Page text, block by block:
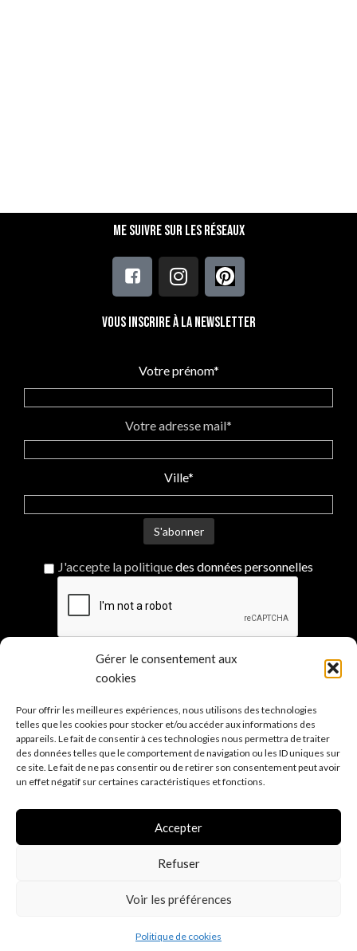
Gérer le consentement aux
cookies
Pour offrir les meilleures expériences, nous utilisons des technologies
telles que les cookies pour stocker et/ou accéder aux informations des
appareils. Le fait de consentir à ces technologies nous permettra de traiter
des données telles que le comportement de navigation ou les ID uniques sur
ce site. Le fait de ne pas consentir ou de retirer son consentement peut avoir
un effet négatif sur certaines caractéristiques et fonctions.
Accepter
Refuser
Voir les préférences
Politique de cookies
Me suivre sur les réseaux
Vous inscrire à la newsletter
Votre prénom*
Votre adresse mail*
Ville*
J'accepte la politiquedes données personnelles
Les points de vente
Sur mesure
Mentions légales
Politique de confidentialité R.G.P.D.